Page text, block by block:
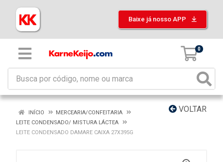
Baixe já nosso APP
0
VOLTAR
INÍCIO
MERCEARIA/CONFEITARIA
LEITE CONDENSADO/ MISTURA LÁCTEA
LEITE CONDENSADO DAMARE CAIXA 27X395G